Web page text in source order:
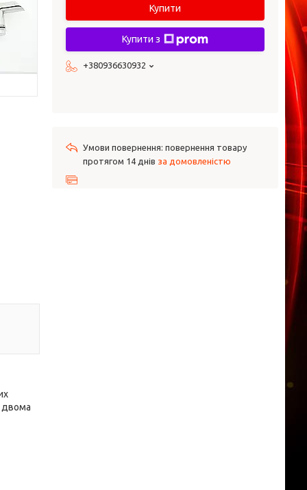
двома
Купити
Купити з
+380936630932
повернення товару
протягом 14 днів за домовленістю